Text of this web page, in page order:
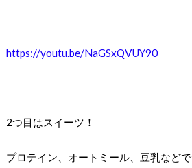
https://youtu.be/NaGSxQVUY90
2つ目はスイーツ！
プロテイン、オートミール、豆乳などで